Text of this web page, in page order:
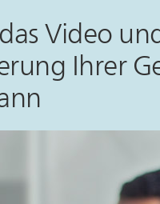
Video
Ihrer